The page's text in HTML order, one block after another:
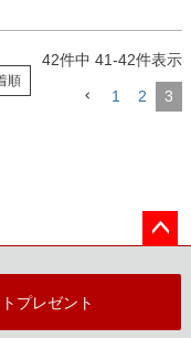
順
42件中 41-42件表示
1 2 3
へ
プレゼント